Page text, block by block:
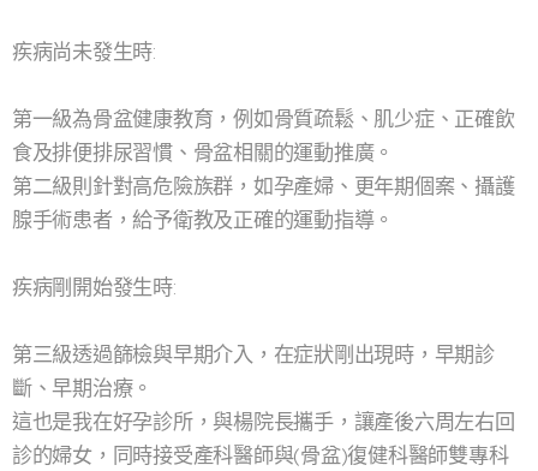
疾病尚未發生時:
第一級為骨盆健康教育，例如骨質疏鬆、肌少症、正確飲
食及排便排尿習慣、骨盆相關的運動推廣。
第二級則針對高危險族群，如孕產婦、更年期個案、攝護
腺手術患者，給予衛教及正確的運動指導。
疾病剛開始發生時:
第三級透過篩檢與早期介入，在症狀剛出現時，早期診
斷、早期治療。
這也是我在好孕診所，與楊院長攜手，讓產後六周左右回
診的婦女，同時接受產科醫師與(骨盆)復健科醫師雙專科